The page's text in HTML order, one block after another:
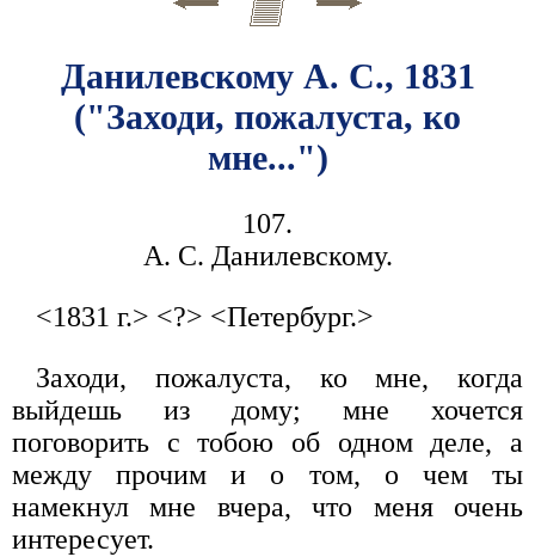
Данилевскому А. С., 1831
("Заходи, пожалуста, ко
мне...")
107.
А. С. Данилевскому.
<1831 г.> <?> <Петербург.>
Заходи, пожалуста, ко мне, когда
выйдешь из дому; мне хочется
поговорить с тобою об одном деле, а
между прочим и о том, о чем ты
намекнул мне вчера, что меня очень
интересует.